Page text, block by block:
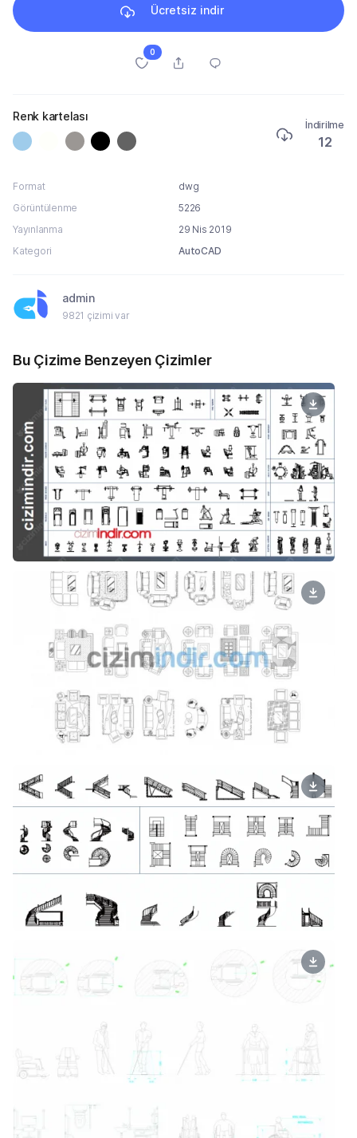
Ücretsiz indir
0
Renk kartelası
İndirilme
12
Format
dwg
Görüntülenme
5226
Yayınlanma
29 Nis 2019
Kategori
AutoCAD
admin
9821 çizimi var
Bu Çizime Benzeyen Çizimler